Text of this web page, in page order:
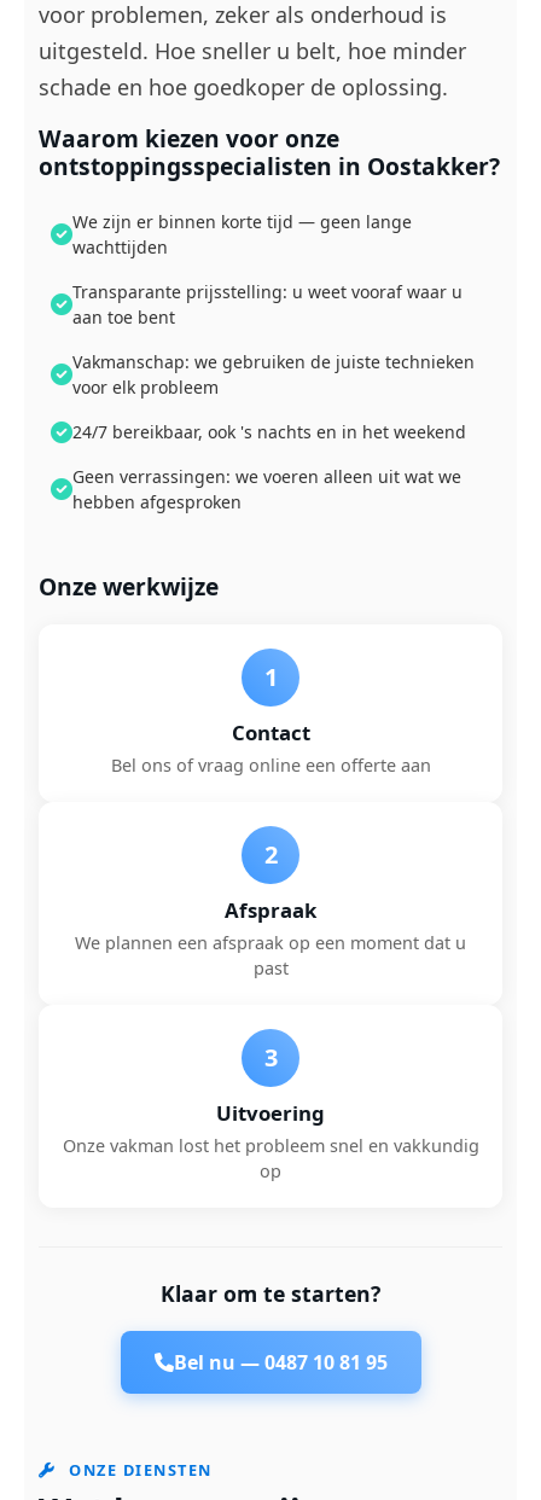
voor problemen, zeker als onderhoud is
uitgesteld. Hoe sneller u belt, hoe minder
schade en hoe goedkoper de oplossing.
Waarom kiezen voor onze
ontstoppingsspecialisten in Oostakker?
We zijn er binnen korte tijd — geen lange
wachttijden
Transparante prijsstelling: u weet vooraf waar u
aan toe bent
Vakmanschap: we gebruiken de juiste technieken
voor elk probleem
24/7 bereikbaar, ook 's nachts en in het weekend
Geen verrassingen: we voeren alleen uit wat we
hebben afgesproken
Onze werkwijze
1
Contact
Bel ons of vraag online een offerte aan
2
Afspraak
We plannen een afspraak op een moment dat u
past
3
Uitvoering
Onze vakman lost het probleem snel en vakkundig
op
Klaar om te starten?
Bel nu —0487 10 81 95
ONZE DIENSTEN